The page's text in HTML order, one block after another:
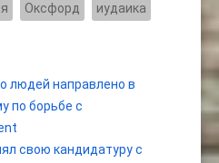
Оксфорд иудаика
людей направлено в
по борьбе с
свою кандидатуру с